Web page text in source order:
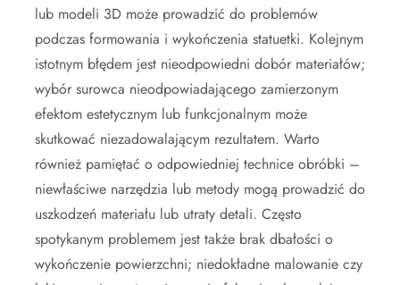
lub modeli 3D może prowadzić do problemów
podczas formowania i wykończenia statuetki. Kolejnym
istotnym błędem jest nieodpowiedni dobór materiałów;
wybór surowca nieodpowiadającego zamierzonym
efektom estetycznym lub funkcjonalnym może
skutkować niezadowalającym rezultatem. Warto
również pamiętać o odpowiedniej technice obróbki –
niewłaściwe narzędzia lub metody mogą prowadzić do
uszkodzeń materiału lub utraty detali. Często
spotykanym problemem jest także brak dbałości o
wykończenie powierzchni; niedokładne malowanie czy